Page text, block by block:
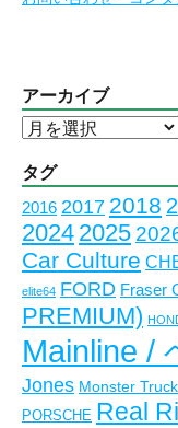
アーカイブ
ア
カ
ブ
タグ
2016 2017 2018
2024 2025
Car Culture
elite64 FORD Fraser
PREMIUM)
Mainline /
Jones Monster
PORSCHE Real